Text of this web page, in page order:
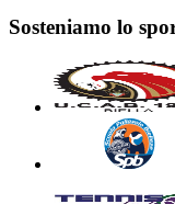
Sosteniamo lo